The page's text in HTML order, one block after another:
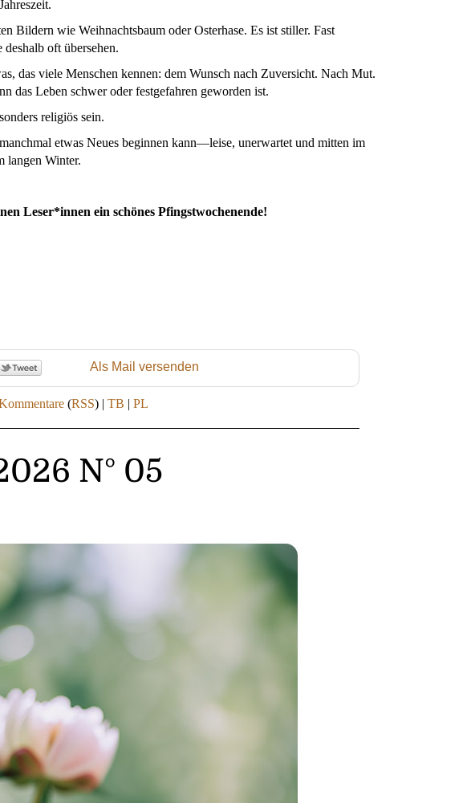
Bildern wie Weihnachtsbaum oder Osterhase. Es ist stiller. Fast
oft übersehen.
das viele Menschen kennen: dem Wunsch nach Zuversicht. Nach Mut.
das Leben schwer oder festgefahren geworden ist.
religiös sein.
etwas Neues beginnen kann—leise, unerwartet und mitten im
langen Winter.
Leser*innen ein schönes Pfingstwochenende!
Als Mail versenden
(RSS) | TB | PL
N° 05